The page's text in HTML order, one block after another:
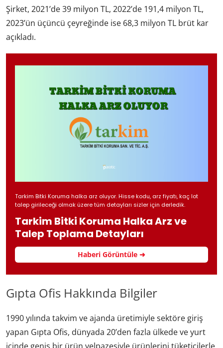
Şirket, 2021’de 39 milyon TL, 2022’de 191,4 milyon TL,
2023’ün üçüncü çeyreğinde ise 68,3 milyon TL brüt kar
açıkladı.
Tarkim Bitki Koruma halka arz oluyor. Hisse kodu, arz fiyatı, kaç lot
talep girileceği olmak üzere tüm detayları sizler için derledik.
Tarkim Bitki Koruma Halka Arz ve
Talep Toplama Detayları
Haberi Görüntüle ➜
Gıpta Ofis Hakkında Bilgiler
1990 yılında takvim ve ajanda üretimiyle sektöre giriş
yapan Gıpta Ofis, dünyada 20’den fazla ülkede ve yurt
içinde geniş bir ürün yelpazesiyle ürünlerini tüketicilerle